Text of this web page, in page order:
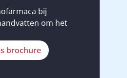
bij
om het
brochure